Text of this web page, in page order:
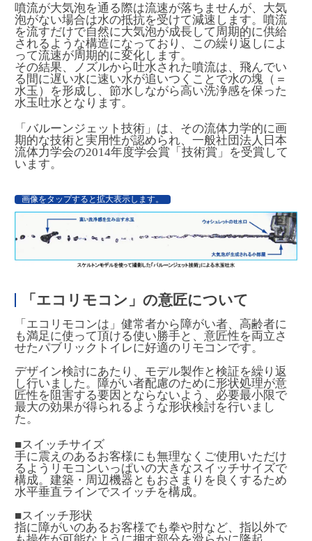
噴流が大気泡を通る際は流速が落ちませんが、大気
泡がない場合は水の抵抗を受けて減速します。噴流
を流すだけで自然に大気泡が成長して周期的に供給
されるような構造になっており、この繰り返しによ
って流速が周期的に変化します。
その結果、ノズルから吐水された噴流は、飛んでい
る間に遅い水に速い水が追いつくことで水の塊（＝
水玉）を形成し、節水しながら高い洗浄感を保った
水玉吐水となります。
「バルーンジェット技術」は、その流体力学的に画
期的な技術と実用性が認められ、一般社団法人日本
流体力学会の2014年度学会賞「技術賞」を受賞して
います。
画像をタップすると拡大表示します。
「エコリモコン」の意匠について
「エコリモコンは」健常者から障がい者、高齢者に
も満足に使って頂ける使い勝手と、意匠性を両立さ
せたパブリックトイレに好適のリモコンです。
デザイン検討にあたり、モデル製作と検証を繰り返
し行いました。障がい者配慮のために形状処理が意
匠性を阻害する要因とならないよう、必要最小限で
最大の効果が得られるような形状検討を行いまし
た。
■スイッチサイズ
手に震えのあるお客様にも無理なくご使用いただけ
るようリモコンいっぱいの大きなスイッチサイズで
構成。建築・周辺機器ともおさまりを良くするため
水平垂直ラインでスイッチを構成。
■スイッチ形状
指に障がいのあるお客様でも拳や肘など、指以外で